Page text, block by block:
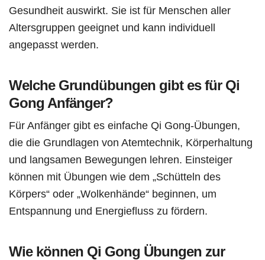
Gesundheit auswirkt. Sie ist für Menschen aller
Altersgruppen geeignet und kann individuell
angepasst werden.
Welche Grundübungen gibt es für Qi
Gong Anfänger?
Für Anfänger gibt es einfache Qi Gong-Übungen,
die die Grundlagen von Atemtechnik, Körperhaltung
und langsamen Bewegungen lehren. Einsteiger
können mit Übungen wie dem „Schütteln des
Körpers“ oder „Wolkenhände“ beginnen, um
Entspannung und Energiefluss zu fördern.
Wie können Qi Gong Übungen zur